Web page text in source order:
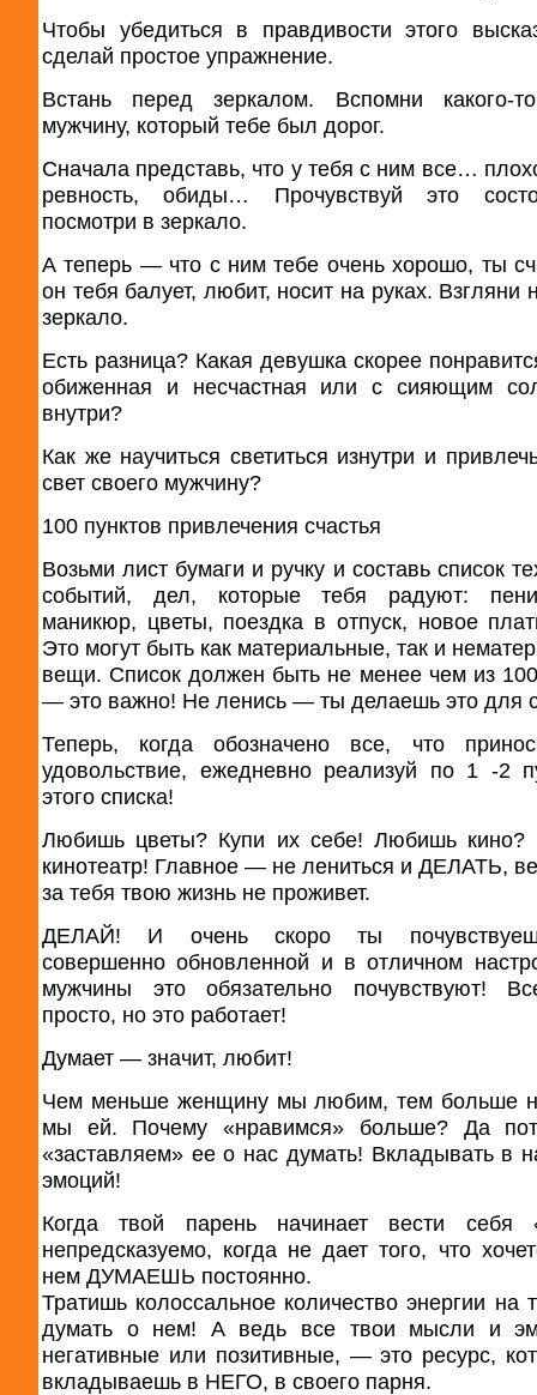
Чтобы убедиться в правдивости этого
сделай простое упражнение.
Встань перед зеркалом. Вспомни какого-
мужчину, который тебе был дорог.
Сначала представь, что у тебя с ним все…
ревность, обиды… Прочувствуй это
посмотри в зеркало.
А теперь — что с ним тебе очень хорошо, ты
он тебя балует, любит, носит на руках. Взгляни
зеркало.
Есть разница? Какая девушка скорее
обиженная и несчастная или с сияющим
внутри?
Как же научиться светиться изнутри и
свет своего мужчину?
100 пунктов привлечения счастья
Возьми лист бумаги и ручку и составь список
событий, дел, которые тебя радуют:
маникюр, цветы, поездка в отпуск, новое
Это могут быть как материальные, так и
вещи. Список должен быть не менее чем из 100
— это важно! Не ленись — ты делаешь это для
Теперь, когда обозначено все, что
удовольствие, ежедневно реализуй по 1 -2
этого списка!
Любишь цветы? Купи их себе! Любишь кино?
кинотеатр! Главное — не лениться и ДЕЛАТЬ,
за тебя твою жизнь не проживет.
ДЕЛАЙ! И очень скоро ты
совершенно обновленной и в отличном
мужчины это обязательно почувствуют!
просто, но это работает!
Думает — значит, любит!
Чем меньше женщину мы любим, тем больше
мы ей. Почему «нравимся» больше? Да
«заставляем» ее о нас думать! Вкладывать в
эмоций!
Когда твой парень начинает вести себя
непредсказуемо, когда не дает того, что
нем ДУМАЕШЬ постоянно.
Тратишь колоссальное количество энергии на
думать о нем! А ведь все твои мысли и
негативные или позитивные, — это ресурс,
вкладываешь в НЕГО, в своего парня.